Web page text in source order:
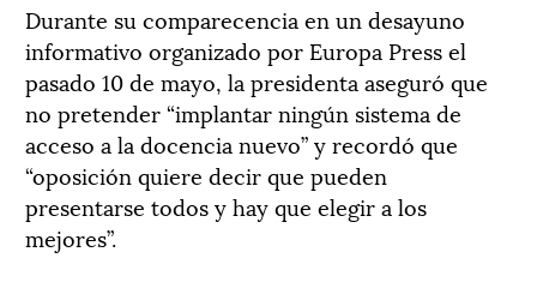
Durante su comparecencia en un desayuno
informativo organizado por Europa Press el
pasado 10 de mayo, la presidenta aseguró que
no pretender “implantar ningún sistema de
acceso a la docencia nuevo” y recordó que
“oposición quiere decir que pueden
presentarse todos y hay que elegir a los
mejores”.